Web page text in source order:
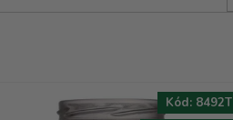
Kód: 8492T